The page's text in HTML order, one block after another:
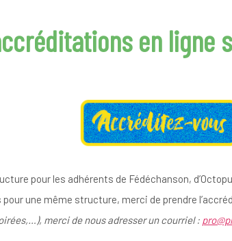
en ligne
pour les adhérents de Fédéchanson,
une même structure, merci de prendre
merci de nous adresser un courriel :